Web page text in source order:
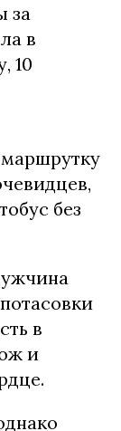
за
в
10
без
в
и